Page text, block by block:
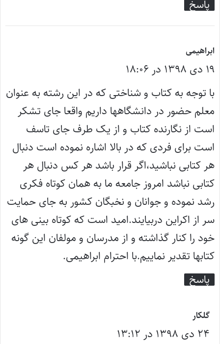
پاسخ
ابراهیمی
ف
ت
:
۱۹ دی ۱۳۹۸ در ۱۸:۰۶
با توجه به کتاب و شناختی که در این رشته به عنوان
معلم حضور در دانشگاهها داریم واقعا جای تشکر
است از نگارنده کتاب و از یک طرف جای تاسف
است برای فردی که در بالا اشاره نموده است دنبال
هر کتابی نباشید،اگر قرار باشد هر کس دنبال هر
کتابی نباشد امروز جامعه ما به همان کوتاه فکری
رشد نموده و جوانان و نخبگان کشور به جای حمایت
سر از اکراین دربیایند.امید است که کوتاه بینی های
خود را کنار گذاشته و از مدرسان و مولفان این گونه
کتابها تقدیر نماییم.با احترام ابراهیمی.
پاسخ
گلکار
ف ۲۴ دی ۱۳۹۸ در ۱۳:۱۲